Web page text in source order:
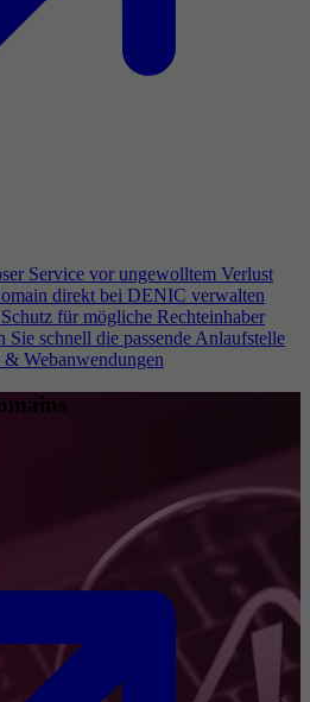
Service vor ungewolltem Verlust
direkt bei DENIC verwalten
Schutz für mögliche Rechteinhaber
Sie schnell die passende Anlaufstelle
Webanwendungen